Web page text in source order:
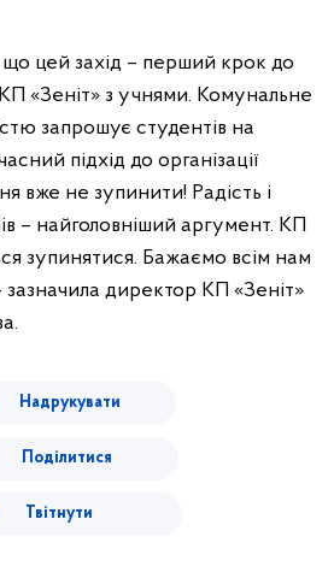
цей захід – перший крок до
КП «Зеніт» з учнями. Комунальне
запрошує студентів на
підхід до організації
вже не зупинити! Радість і
– найголовніший аргумент. КП
зупинятися. Бажаємо всім нам
зазначила директор КП «Зеніт»
Надрукувати
Поділитися
Твітнути